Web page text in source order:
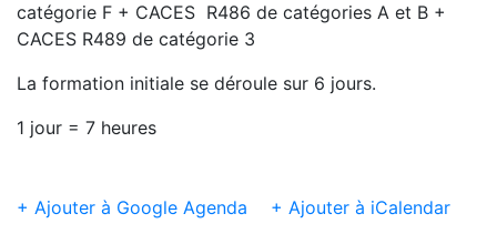
catégorie F + CACES R486 de catégories A et B +
CACES R489 de catégorie 3
La formation initiale se déroule sur 6 jours.
1 jour = 7 heures
+ Ajouter à Google Agenda + Ajouter à iCalendar